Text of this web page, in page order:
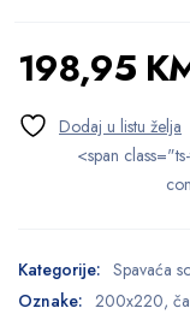
198,95
<span
Kategorije: Spavaća
Oznake: 200x220,